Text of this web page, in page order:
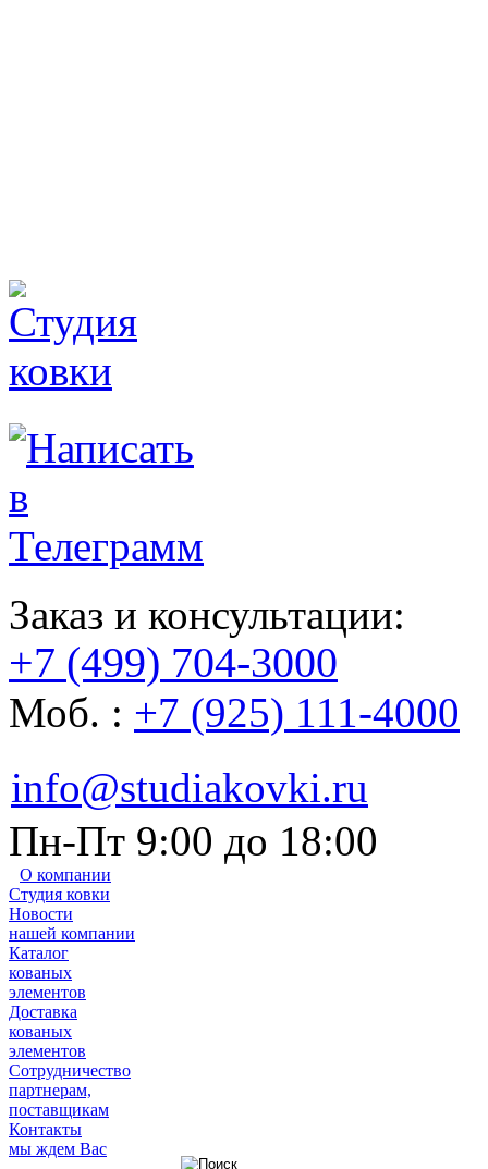
Заказ и консультации:
+7 (499) 704-3000
Моб. : +7 (925) 111-4000
info@studiakovki.ru
Пн-Пт 9:00 до 18:00
О компании
Студия ковки
Новости
нашей компании
Каталог
кованых
элементов
Доставка
кованых
элементов
Сотрудничество
партнерам,
поставщикам
Контакты
мы ждем Вас